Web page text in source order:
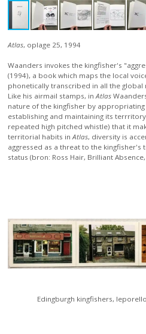
Atlas, oplage 25, 1994
Waanders invokes the kingfisher's
(1994), a book which maps the local
phonetically transcribed in all the global
Like his airmail stamps, in Atlas
nature of the kingfisher by
establishing and maintaining its
repeated high pitched whistle) that it
territorial habits in Atlas, diversity is
aggressed as a threat to the
status (bron: Ross Hair, Brilliant Absence,
Edingburgh kingfishers,